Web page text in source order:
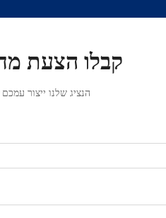
קבלו הצעת
הנציג שלנו ייצור